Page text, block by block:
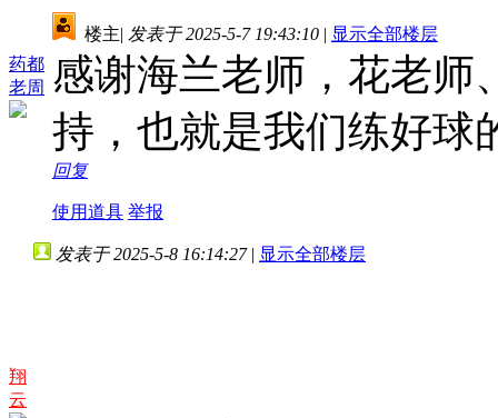
药都
老周
楼主| 发表于 2025-5-7 19:43:10 | 显示全部楼层
感谢海兰老师，花老师
持，也就是我们练好球
回复
使用道具 举报
翔
云
发表于 2025-5-8 16:14:27 | 显示全部楼层